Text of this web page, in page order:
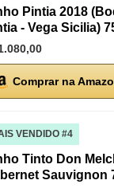
Pintia 2018
- Vega Sicilia)
Comprar na
VENDIDO #4
Tinto Don
Sauvignon